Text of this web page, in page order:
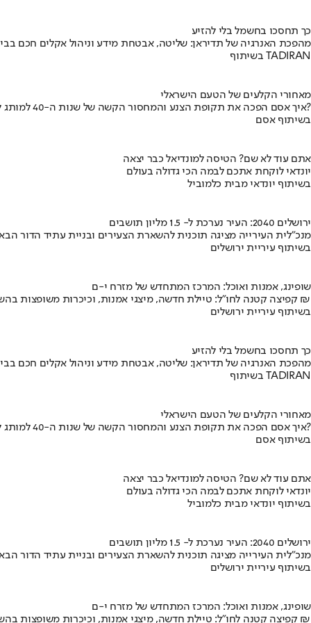
כך תחסכו בחשמל בלי להזיע
מהפכת האנרגיה של תדיראן: שליטה, אבטחת מידע וניהול אקלים חכם
בשיתוף TADIRAN
מאחורי הקלעים של הטעם הישראלי
איך אסם הפכה את תקופת הצנע והמחסור הקשה של שנות ה-40 למותג לאומי?
בשיתוף אסם
אתם עוד לא שם? הטיסה למונדיאל כבר יצאה
יונדאי לוקחת אתכם לבמה הכי גדולה בעולם
בשיתוף יונדאי מבית כלמוביל
ירושלים 2040: העיר נערכת ל- 1.5 מליון תושבים
מנכ"לית העירייה מציגה תוכנית להשארת הצעירים ובניית עתיד הדור
בשיתוף עיריית ירושלים
שופינג, אמנות ואוכל: המרכז המתחדש של מזרח י-ם
קפיצה קטנה לחו"ל: טיילת חדשה, מיצגי אמנות, וכיכרות משופצות בהשקעה של 100 מיליון ₪
בשיתוף עיריית ירושלים
כך תחסכו בחשמל בלי להזיע
מהפכת האנרגיה של תדיראן: שליטה, אבטחת מידע וניהול אקלים חכם
בשיתוף TADIRAN
מאחורי הקלעים של הטעם הישראלי
איך אסם הפכה את תקופת הצנע והמחסור הקשה של שנות ה-40 למותג לאומי?
בשיתוף אסם
אתם עוד לא שם? הטיסה למונדיאל כבר יצאה
יונדאי לוקחת אתכם לבמה הכי גדולה בעולם
בשיתוף יונדאי מבית כלמוביל
ירושלים 2040: העיר נערכת ל- 1.5 מליון תושבים
מנכ"לית העירייה מציגה תוכנית להשארת הצעירים ובניית עתיד הדור
בשיתוף עיריית ירושלים
שופינג, אמנות ואוכל: המרכז המתחדש של מזרח י-ם
קפיצה קטנה לחו"ל: טיילת חדשה, מיצגי אמנות, וכיכרות משופצות בהשקעה של 100 מיליון ₪